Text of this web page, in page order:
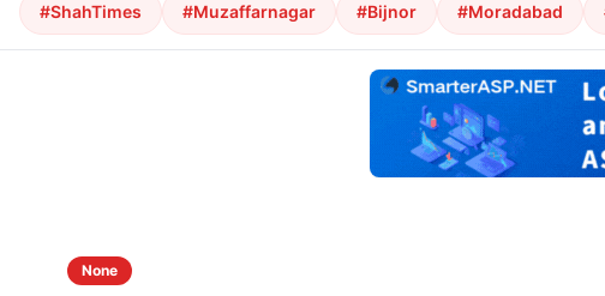
#ShahTimes #Muzaffarnagar #Bijnor #Moradabad
None